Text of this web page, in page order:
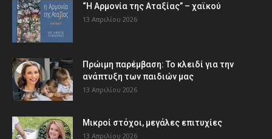
“Η Αρμονία της Αταξίας” – χαϊκού
13 Απριλίου 2026
Πρώιμη παρέμβαση: Το κλειδί για την
ανάπτυξη των παιδιών µας
13 Απριλίου 2026
Μικροί στόχοι, μεγάλες επιτυχίες
13 Απριλίου 2026